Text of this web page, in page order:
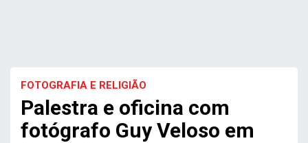
FOTOGRAFIA E RELIGIÃO
Palestra e oficina com
fotógrafo Guy Veloso em